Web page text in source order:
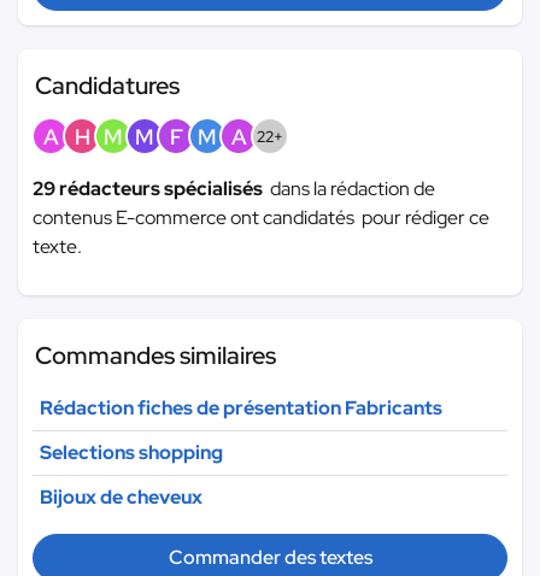
Candidatures
A H M M F M A 22+
29 rédacteurs spécialisés dans la rédaction de
contenus E-commerce ont candidatés pour rédiger ce
texte.
Commandes similaires
Rédaction fiches de présentation Fabricants
Selections shopping
Bijoux de cheveux
Commander des textes